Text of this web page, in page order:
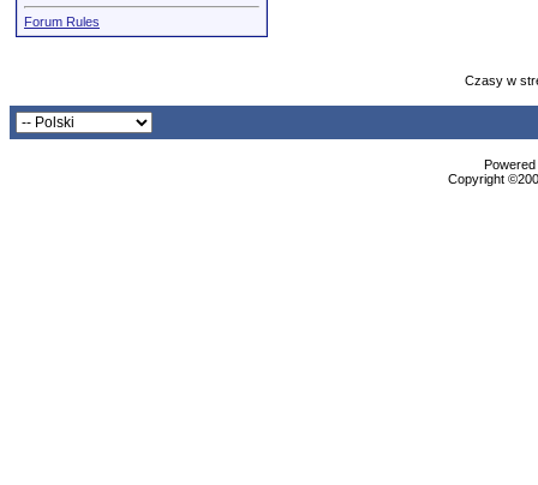
Forum Rules
Czasy w
Copyright